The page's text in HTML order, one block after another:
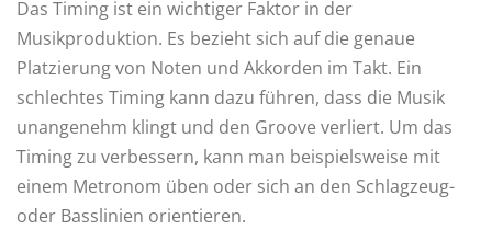
Das Timing ist ein wichtiger Faktor in der
Musikproduktion. Es bezieht sich auf die genaue
Platzierung von Noten und Akkorden im Takt. Ein
schlechtes Timing kann dazu führen, dass die Musik
unangenehm klingt und den Groove verliert. Um das
Timing zu verbessern, kann man beispielsweise mit
einem Metronom üben oder sich an den Schlagzeug-
oder Basslinien orientieren.